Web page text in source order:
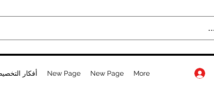
أفكار New Page New Page More